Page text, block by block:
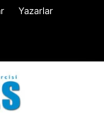
Yazarlar